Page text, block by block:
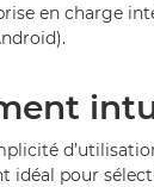
en charge
idéal pour